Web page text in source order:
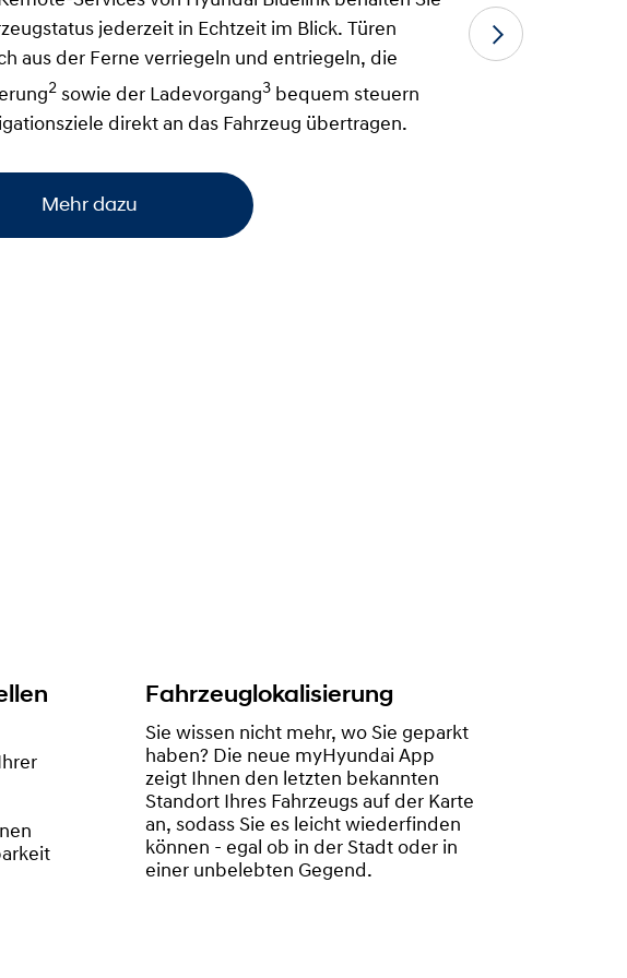
jederzeit in Echtzeit im Blick. Türen
aus der Ferne verriegeln und entriegeln, die
2 sowie der Ladevorgang3 bequem steuern
direkt an das Fahrzeug übertragen.
Mehr dazu
Fahrzeuglokalisierung
Sie wissen nicht mehr, wo Sie geparkt
haben? Die neue myHyundai App
zeigt Ihnen den letzten bekannten
Standort Ihres Fahrzeugs auf der Karte
an, sodass Sie es leicht wiederfinden
können - egal ob in der Stadt oder in
einer unbelebten Gegend.